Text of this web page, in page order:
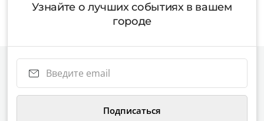
Узнайте о лучших событиях в вашем
городе